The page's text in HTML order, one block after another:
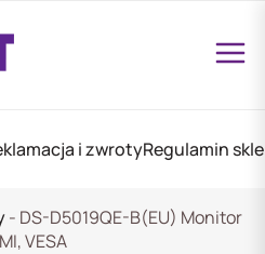
i zwrotyRegulamin
- DS-D5019QE-B(EU) Monitor
VESA